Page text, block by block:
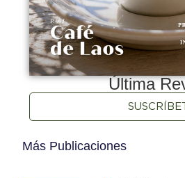
Última
Más Publicaciones